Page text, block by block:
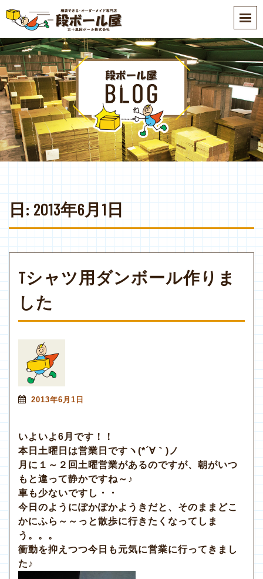
p
t
o
m
a
i
n
c
o
n
e
n
t
日:2013年6月1日
Tシャツ用ダンボール作りま
した
2013年6月1日
いよいよ6月です！！
本日土曜日は営業日ですヽ(*´∀｀)ノ
月に１～２回土曜営業があるのですが、朝がいつ
もと違って静かですね～♪
車も少ないですし・・
今日のようにぽかぽかようきだと、そのままどこ
かにふら～～っと散歩に行きたくなってしま
う。。。
衝動を抑えつつ今日も元気に営業に行ってきまし
た♪